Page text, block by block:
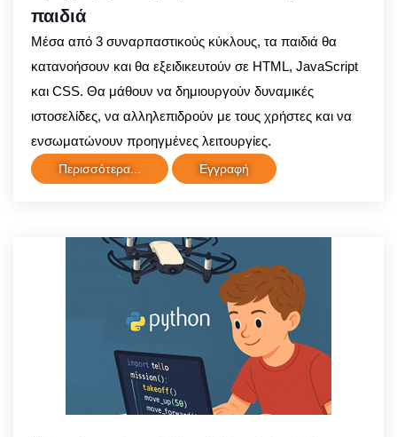
παιδιά
Μέσα από 3 συναρπαστικούς κύκλους, τα παιδιά θα
κατανοήσουν και θα εξειδικευτούν σε HTML, JavaScript
και CSS. Θα μάθουν να δημιουργούν δυναμικές
ιστοσελίδες, να αλληλεπιδρούν με τους χρήστες και να
ενσωματώνουν προηγμένες λειτουργίες.
Περισσότερα... Εγγραφή